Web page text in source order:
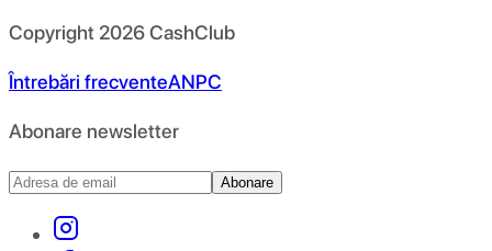
Copyright 2026CashClub
Întrebări frecventeANPC
Abonare newsletter
Abonare